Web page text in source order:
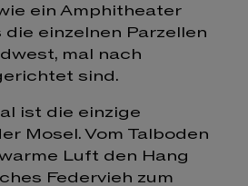
ein Amphitheater
einzelnen Parzellen
mal nach
sind.
ist die einzige
Mosel. Vom Talboden
Luft den Hang
Federvieh zum